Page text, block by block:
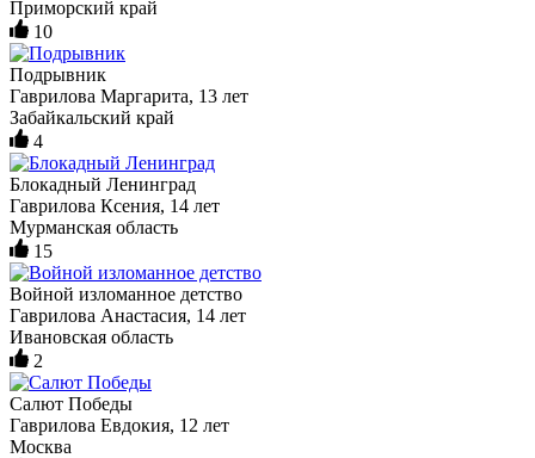
Приморский край
10
Подрывник
Гаврилова Маргарита, 13 лет
Забайкальский край
4
Блокадный Ленинград
Гаврилова Ксения, 14 лет
Мурманская область
15
Войной изломанное детство
Гаврилова Анастасия, 14 лет
Ивановская область
2
Салют Победы
Гаврилова Евдокия, 12 лет
Москва